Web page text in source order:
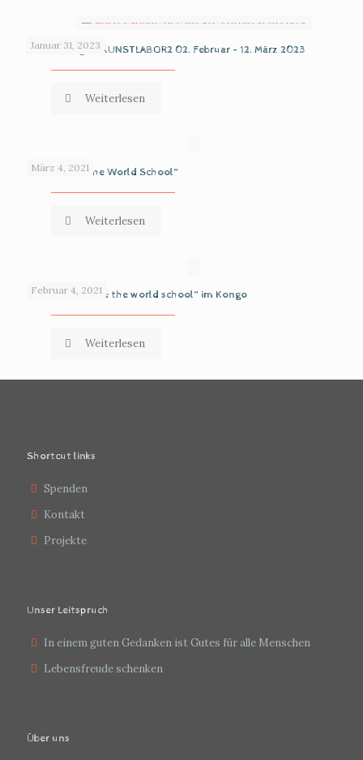
Januar 31, 2023
Ausstellung im KUNSTLABOR2 02. Februar – 12. März 2023
Weiterlesen
März 4, 2021
The „We are the World School“
Weiterlesen
Februar 4, 2021
Die Oase „We are the world school“ im Kongo
Weiterlesen
Shortcut links
Spenden
Kontakt
Projekte
Unser Leitspruch
In einem guten Gedanken ist Gutes für alle Menschen
Lebensfreude schenken
Über uns